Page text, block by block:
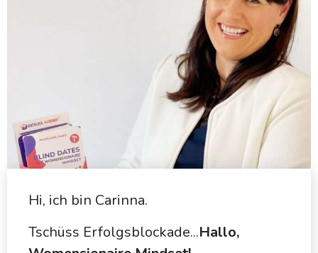
Hi, ich bin Carinna.
Tschüss Erfolgsblockade...Hallo,